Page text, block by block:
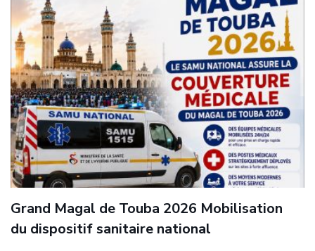
Grand Magal de Touba 2026 Mobilisation
du dispositif sanitaire national